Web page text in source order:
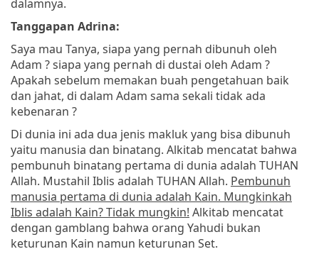
dalamnya.
Tanggapan Adrina:
Saya mau Tanya, siapa yang pernah dibunuh oleh
Adam ? siapa yang pernah di dustai oleh Adam ?
Apakah sebelum memakan buah pengetahuan baik
dan jahat, di dalam Adam sama sekali tidak ada
kebenaran ?
Di dunia ini ada dua jenis makluk yang bisa dibunuh
yaitu manusia dan binatang. Alkitab mencatat bahwa
pembunuh binatang pertama di dunia adalah TUHAN
Allah. Mustahil Iblis adalah TUHAN Allah. Pembunuh
manusia pertama di dunia adalah Kain. Mungkinkah
Iblis adalah Kain? Tidak mungkin! Alkitab mencatat
dengan gamblang bahwa orang Yahudi bukan
keturunan Kain namun keturunan Set.